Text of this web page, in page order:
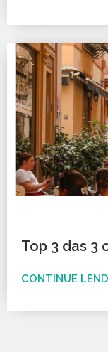
Top 3 das 3
CONTINUE